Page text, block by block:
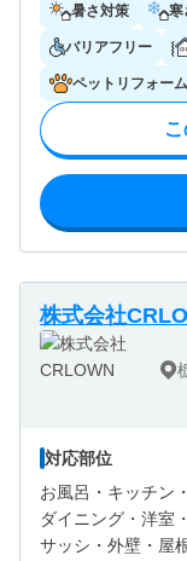
暑さ対策 寒
バリアフリー
ペットリフォーム
株式会社
対応部位
お風呂・ キッチン・
ダイニング・ 洋室・
サッシ・ 外壁・ 屋